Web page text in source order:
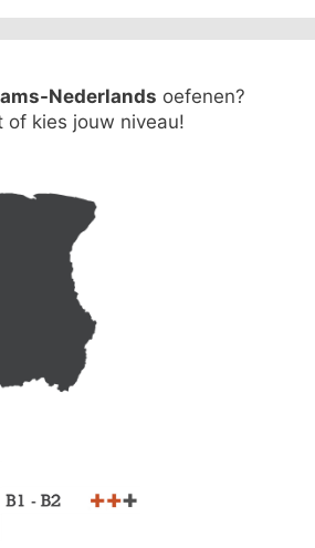
Nederlands oefenen?
of kies jouw niveau!